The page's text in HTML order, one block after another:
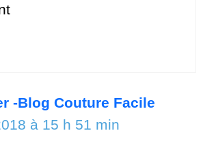
-Blog Couture Facile
à 15 h 51 min